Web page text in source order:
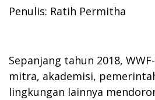
Penulis: Ratih Permitha
Sepanjang tahun 2018,
mitra, akademisi,
lingkungan lainnya